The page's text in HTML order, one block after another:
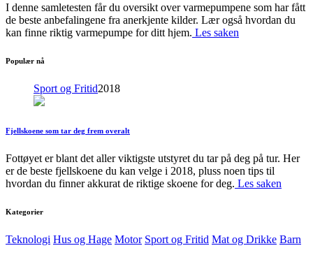
I denne samletesten får du oversikt over varmepumpene som har fått
de beste anbefalingene fra anerkjente kilder. Lær også hvordan du
kan finne riktig varmepumpe for ditt hjem. Les saken
Populær nå
Sport og Fritid2018
Fjellskoene som tar deg frem overalt
Fottøyet er blant det aller viktigste utstyret du tar på deg på tur. Her
er de beste fjellskoene du kan velge i 2018, pluss noen tips til
hvordan du finner akkurat de riktige skoene for deg. Les saken
Kategorier
Teknologi Hus og Hage Motor Sport og Fritid Mat og Drikke Barn